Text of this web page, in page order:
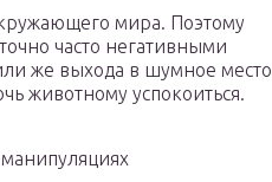
мира. Поэтому
часто негативными
же выхода в шумное место
животному успокоиться.